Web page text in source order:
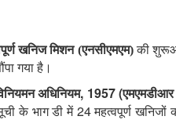
खनिज मिशन (एनसीएमएम)की
गया है।
अधिनियम, 1957 (एमएमडीआर
के भाग डी में 24महत्वपूर्ण खनिजों